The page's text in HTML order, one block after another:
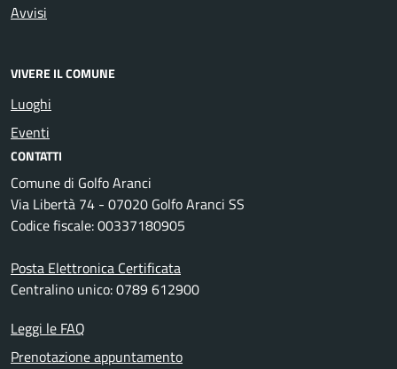
Avvisi
VIVERE IL COMUNE
Luoghi
Eventi
CONTATTI
Comune di Golfo Aranci
Via Libertà 74 - 07020 Golfo Aranci SS
Codice fiscale: 00337180905
Posta Elettronica Certificata
Centralino unico: 0789 612900
Leggi le FAQ
Prenotazione appuntamento